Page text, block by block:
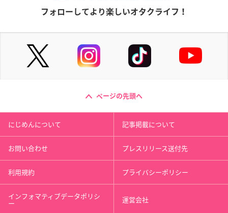
フォローしてより楽しいオタクライフ！
ページの先頭へ
にじめんについて 記事掲載について
お問い合わせ プレスリリース送付先
利用規約 プライバシーポリシー
インフォマティブデータポリシ
ー 運営会社